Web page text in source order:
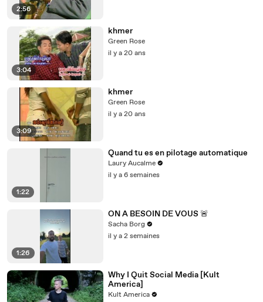
2:56
3:04
khmer
Green Rose
il y a 20 ans
3:09
khmer
Green Rose
il y a 20 ans
1:22
Quand tu es en pilotage automatique
Laury Aucalme
il y a 6 semaines
1:26
ON A BESOIN DE VOUS 🚨
Sacha Borg
il y a 2 semaines
Why I Quit Social Media [Kult
America]
Kult America